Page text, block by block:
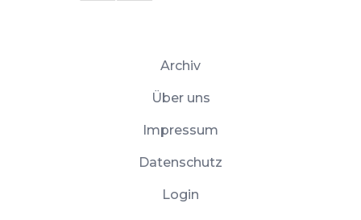
Archiv
Über uns
Impressum
Datenschutz
Login